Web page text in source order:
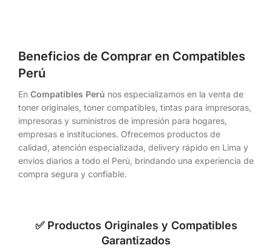
Beneficios de Comprar en Compatibles
Perú
En Compatibles Perú nos especializamos en la venta de
toner originales, toner compatibles, tintas para impresoras,
impresoras y suministros de impresión para hogares,
empresas e instituciones. Ofrecemos productos de
calidad, atención especializada, delivery rápido en Lima y
envíos diarios a todo el Perú, brindando una experiencia de
compra segura y confiable.
✅ Productos Originales y Compatibles
Garantizados